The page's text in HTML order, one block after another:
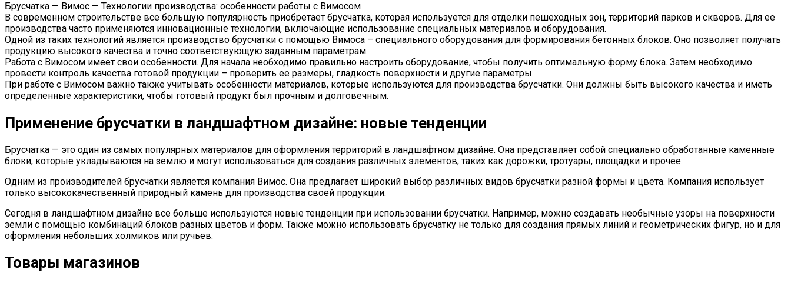
Брусчатка — Вимос — Технологии производства: особенности работы с Вимосом
В современном строительстве все большую популярность приобретает брусчатка, которая используется для отделки пешеходных зон, территорий парков и скверов. Для ее
производства часто применяются инновационные технологии, включающие использование специальных материалов и оборудования.
Одной из таких технологий является производство брусчатки с помощью Вимоса – специального оборудования для формирования бетонных блоков. Оно позволяет получать
продукцию высокого качества и точно соответствующую заданным параметрам.
Работа с Вимосом имеет свои особенности. Для начала необходимо правильно настроить оборудование, чтобы получить оптимальную форму блока. Затем необходимо
провести контроль качества готовой продукции – проверить ее размеры, гладкость поверхности и другие параметры.
При работе с Вимосом важно также учитывать особенности материалов, которые используются для производства брусчатки. Они должны быть высокого качества и иметь
определенные характеристики, чтобы готовый продукт был прочным и долговечным.
Применение брусчатки в ландшафтном дизайне: новые тенденции
Брусчатка — это один из самых популярных материалов для оформления территорий в ландшафтном дизайне. Она представляет собой специально обработанные каменные
блоки, которые укладываются на землю и могут использоваться для создания различных элементов, таких как дорожки, тротуары, площадки и прочее.
Одним из производителей брусчатки является компания Вимос. Она предлагает широкий выбор различных видов брусчатки разной формы и цвета. Компания использует
только высококачественный природный камень для производства своей продукции.
Сегодня в ландшафтном дизайне все больше используются новые тенденции при использовании брусчатки. Например, можно создавать необычные узоры на поверхности
земли с помощью комбинаций блоков разных цветов и форм. Также можно использовать брусчатку не только для создания прямых линий и геометрических фигур, но и для
оформления небольших холмиков или ручьев.
Товары магазинов